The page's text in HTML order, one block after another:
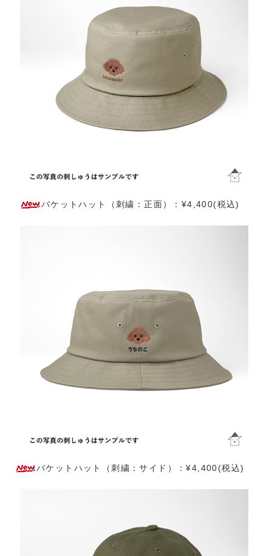
バケットハット（刺繍：正面）：¥4,400(税込)
バケットハット（刺繍：サイド）：¥4,400(税込)